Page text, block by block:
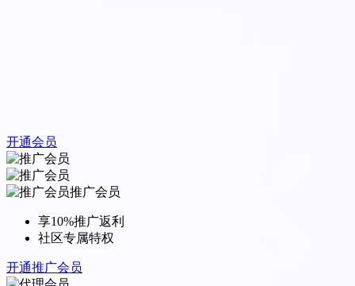
开通会员
推广会员
享10%推广返利
社区专属特权
开通推广会员